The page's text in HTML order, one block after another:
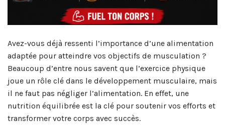
Avez-vous déjà ressenti l’importance d’une alimentation
adaptée pour atteindre vos objectifs de musculation ?
Beaucoup d’entre nous savent que l’exercice physique
joue un rôle clé dans le développement musculaire, mais
il ne faut pas négliger l’alimentation. En effet, une
nutrition équilibrée est la clé pour soutenir vos efforts et
transformer votre corps avec succès.